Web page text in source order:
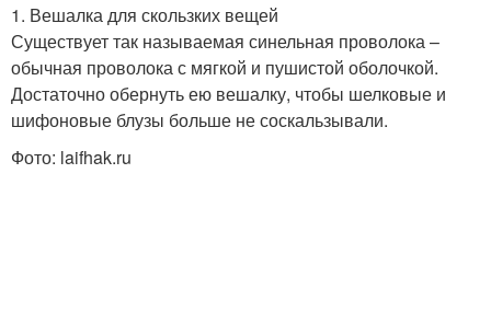
1. Вешалка для скользких вещей
Существует так называемая синельная проволока –
обычная проволока с мягкой и пушистой оболочкой.
Достаточно обернуть ею вешалку, чтобы шелковые и
шифоновые блузы больше не соскальзывали.
Фото: laifhak.ru